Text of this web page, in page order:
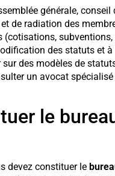
générale, conseil
de radiation des
(cotisations, subventions,
des statuts et
sur des modèles de
un avocat
le
devez constituer le